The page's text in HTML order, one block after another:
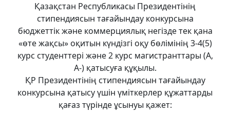
Қазақстан Республикасы Президентінің
стипендиясын тағайындау конкурсына
бюджеттік және коммерциялық негізде тек қана
«өте жақсы» оқитын күндізгі оқу бөлімінің 3-4(5)
курс студенттері және 2 курс магистранттары (А,
А-) қатысуға құқылы.
ҚР Президентінің стипендиясын тағайындау
конкурсына қатысу үшін үміткерлер құжаттарды
қағаз түрінде ұсынуы қажет: